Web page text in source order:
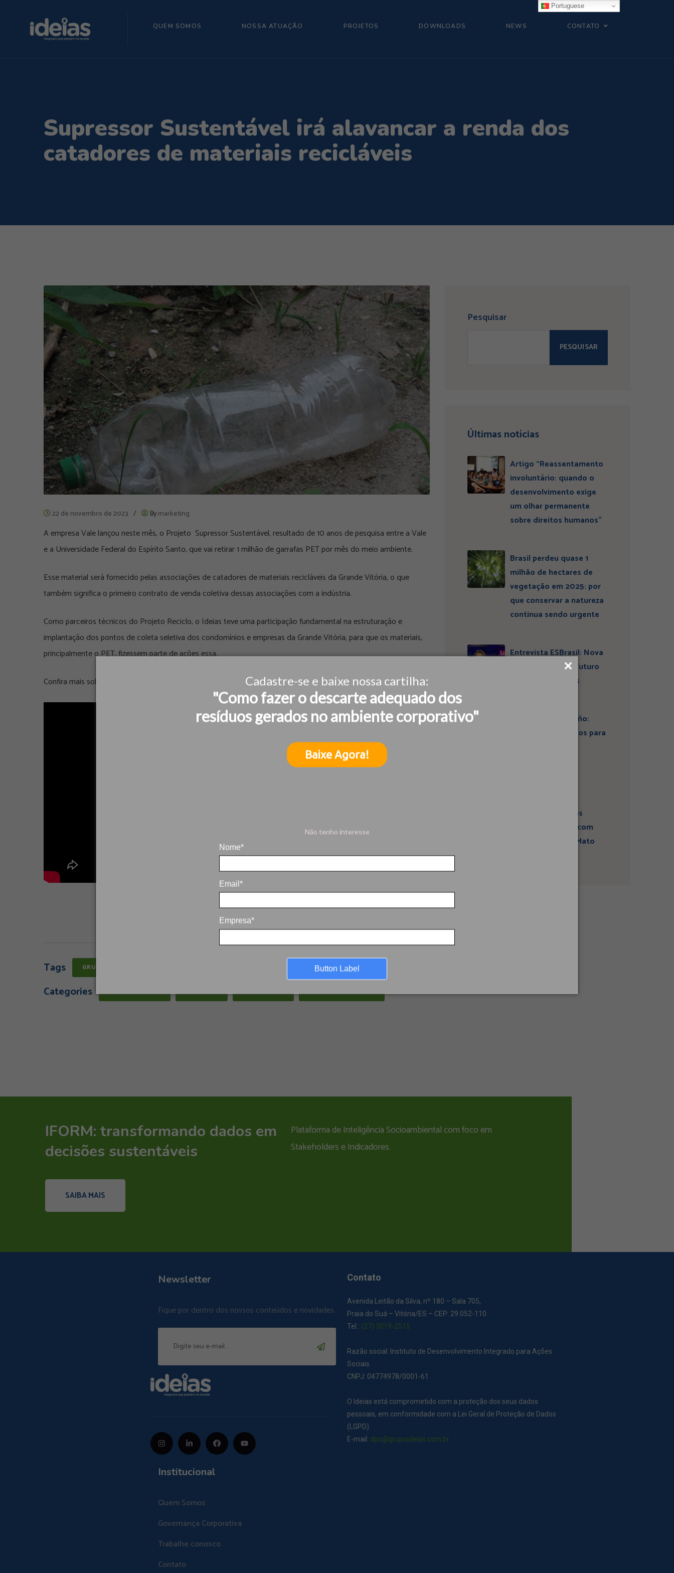
Cadastre-se e baixe nossa cartilha:
"Como fazer o descarte adequado dos
resíduos gerados no ambiente corporativo"
Baixe Agora!
Não tenho interesse
Nome*
Email*
Empresa*
Button Label
QUEM SOMOS NOSSA ATUAÇÃO PROJETOS DOWNLOADS NEWS CONTATO
Supressor Sustentável irá alavancar a renda dos
catadores de materiais recicláveis
22 de novembro de 2023 / Bymarketing
A empresa Vale lançou neste mês, o Projeto Supressor Sustentável, resultado de 10 anos de pesquisa entre a Vale
e a Universidade Federal do Espírito Santo, que vai retirar 1 milhão de garrafas PET por mês do meio ambiente.
Esse material será fornecido pelas associações de catadores de materiais recicláveis da Grande Vitória, o que
também significa o primeiro contrato de venda coletiva dessas associações com a indústria.
Como parceiros técnicos do Projeto Reciclo, o Ideias teve uma participação fundamental na estruturação e
implantação dos pontos de coleta seletiva dos condomínios e empresas da Grande Vitória, para que os materiais,
principalmente o PET, fizessem parte de ações essa.
Confira mais sobre o Projeto no vídeo abaixo.
Tags GRUPO IDEIAS RECICLAGEM
Categories MEIO AMBIENTE NOTÍCIAS RECICLAGEM SUSTENTABILIDADE
Pesquisar
PESQUISAR
Últimas notícias
Artigo “Reassentamento
involuntário: quando o
desenvolvimento exige
um olhar permanente
sobre direitos humanos”
Brasil perdeu quase 1
milhão de hectares de
vegetação em 2025: por
que conservar a natureza
continua sendo urgente
Entrevista ESBrasil: Nova
liderança projeta futuro
do Instituto Ideias
Artigo: Super El Niño:
estamos preparados para
atividades sísmicas
fortalece diálogo com
comunidades em Mato
IFORM: transformando dados em
decisões sustentáveis
Plataforma de Inteligência Socioambiental com foco em
Stakeholders e Indicadores.
SAIBA MAIS
Newsletter
Fique por dentro dos nossos conteúdos e novidades.
Institucional
Quem Somos
Governança Corporativa
Trabalhe conosco
Contato
Contato
Avenida Leitão da Silva, nº 180 – Sala 705,
Praia do Suá – Vitória/ES – CEP: 29.052-110
Tel.: (27) 3019-2515
Razão social: Instituto de Desenvolvimento Integrado para Ações
Sociais
CNPJ: 04774978/0001-61
O Ideias está comprometido com a proteção dos seus dados
pessoais, em conformidade com a Lei Geral de Proteção de Dados
(LGPD).
E-mail: dpo@grupoideias.com.br
Portuguese